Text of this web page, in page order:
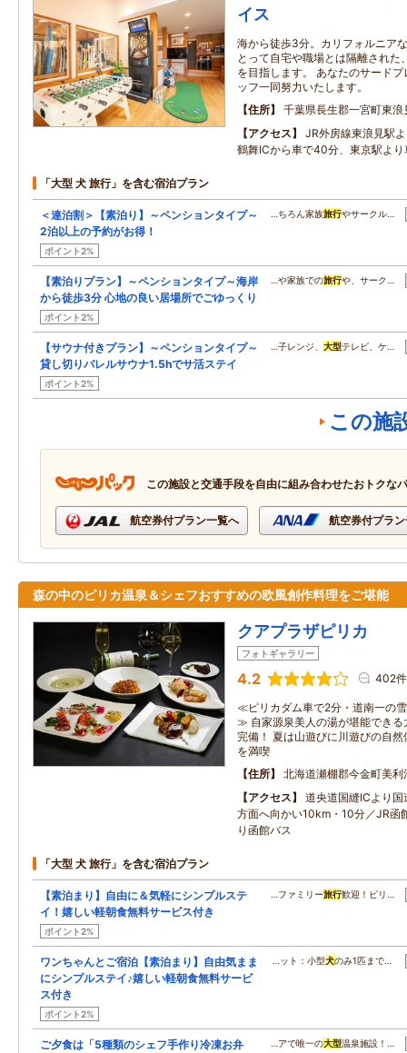
イス
海から徒歩3分。カリフォルニア
とって自宅や職場とは隔離された
を目指します。 あなたのサード
ッフ一同努力いたします。
住所
千葉県長生郡一宮町東
アクセス
JR外房線東浪見駅
鶴舞ICから車で40分、東京駅よ
「大型 犬 旅行」を含む宿泊プラン
＜連泊割＞【素泊り】～ペンションタイプ～
2泊以上の予約がお得！
ポイント2%
…ちろん家族旅行やサークル…
【素泊りプラン】～ペンションタイプ～海岸
から徒歩3分 心地の良い居場所でごゆっくり
ポイント2%
…や家族での旅行や、サーク…
【サウナ付きプラン】～ペンションタイプ～
貸し切りバレルサウナ1.5hでサ活ステイ
ポイント2%
…子レンジ、 大型テレビ、ケ…
この施
この施設と交通手段を自由に組み合わせたおトクな
航空券付プラン一覧へ 航空券付プラ
森の中のピリカ温泉＆シェフおすすめの欧風創作料理をご堪能
クアプラザピリカ
フォトギャラリー
4.2 402件
≪ピリカダム車で2分・道南一の
≫ 自家源泉美人の湯が堪能できる
完備！ 夏は山遊びに川遊びの自
を満喫
住所
北海道瀬棚郡今金町美利
アクセス
道央道国縫ICより
方面へ向かい10km・10分／JR函
り函館バス
「大型 犬 旅行」を含む宿泊プラン
【素泊まり】自由に＆気軽にシンプルステ
イ！嬉しい軽朝食無料サービス付き
ポイント2%
…ファミリー旅行歓迎！ピリ…
ワンちゃんとご宿泊【素泊まり】自由気まま
にシンプルステイ♪嬉しい軽朝食無料サービ
ス付き
ポイント2%
…ット：小型犬のみ1匹まで…
ご夕食は「5種類のシェフ手作り冷凍お弁
…アで唯一の大型温泉施設！…